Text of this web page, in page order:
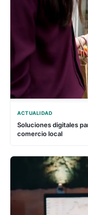
ACTUALIDAD
Soluciones digitales
comercio local